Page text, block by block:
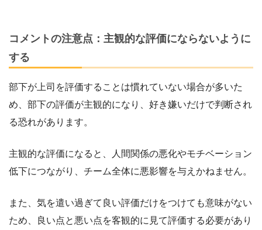
コメントの注意点：主観的な評価にならないように
する
部下が上司を評価することは慣れていない場合が多いた
め、部下の評価が主観的になり、好き嫌いだけで判断され
る恐れがあります。
主観的な評価になると、人間関係の悪化やモチベーション
低下につながり、チーム全体に悪影響を与えかねません。
また、気を遣い過ぎて良い評価だけをつけても意味がない
ため、良い点と悪い点を客観的に見て評価する必要があり